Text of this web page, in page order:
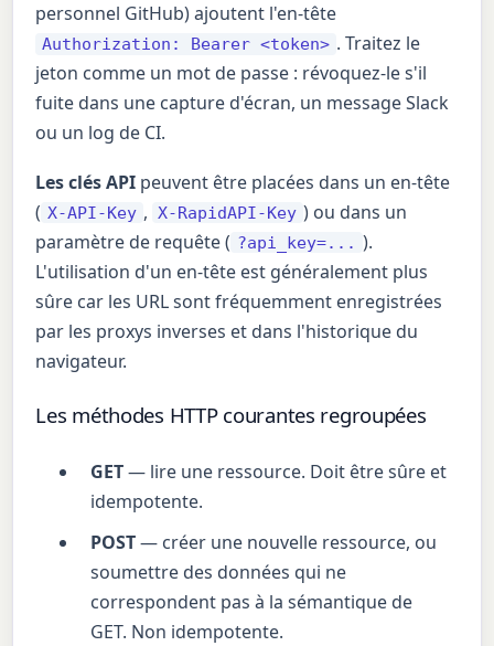
personnel GitHub) ajoutent l'en-tête
Authorization: Bearer <token> . Traitez le
jeton comme un mot de passe : révoquez-le s'il
fuite dans une capture d'écran, un message Slack
ou un log de CI.
Les clés API peuvent être placées dans un en-tête
( X-API-Key , X-RapidAPI-Key ) ou dans un
paramètre de requête ( ?api_key=... ).
L'utilisation d'un en-tête est généralement plus
sûre car les URL sont fréquemment enregistrées
par les proxys inverses et dans l'historique du
navigateur.
Les méthodes HTTP courantes regroupées
GET— lire une ressource. Doit être sûre et
idempotente.
POST— créer une nouvelle ressource, ou
soumettre des données qui ne
correspondent pas à la sémantique de
GET. Non idempotente.